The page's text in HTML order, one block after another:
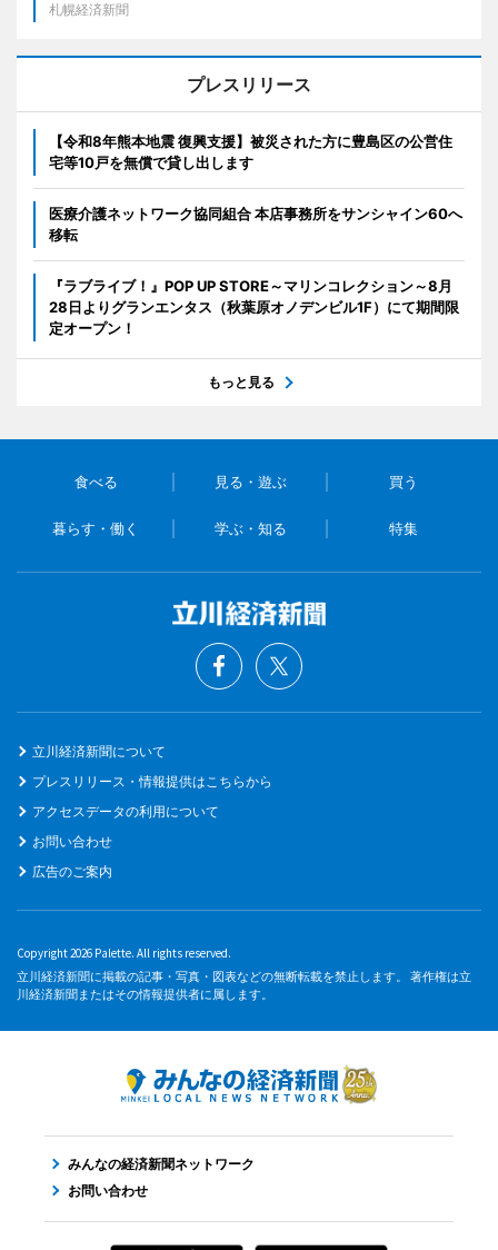
札幌経済新聞
プレスリリース
【令和8年熊本地震 復興支援】被災された方に豊島区の公営住
宅等10戸を無償で貸し出します
医療介護ネットワーク協同組合 本店事務所をサンシャイン60へ
移転
『ラブライブ！』POP UP STORE～マリンコレクション～8月
28日よりグランエンタス（秋葉原オノデンビル1F）にて期間限
定オープン！
もっと見る
食べる 見る・遊ぶ 買う
暮らす・働く 学ぶ・知る 特集
立川経済新聞について
プレスリリース・情報提供はこちらから
アクセスデータの利用について
お問い合わせ
広告のご案内
Copyright 2026 Palette. All rights reserved.
立川経済新聞に掲載の記事・写真・図表などの無断転載を禁止します。 著作権は立
川経済新聞またはその情報提供者に属します。
みんなの経済新聞ネットワーク
お問い合わせ